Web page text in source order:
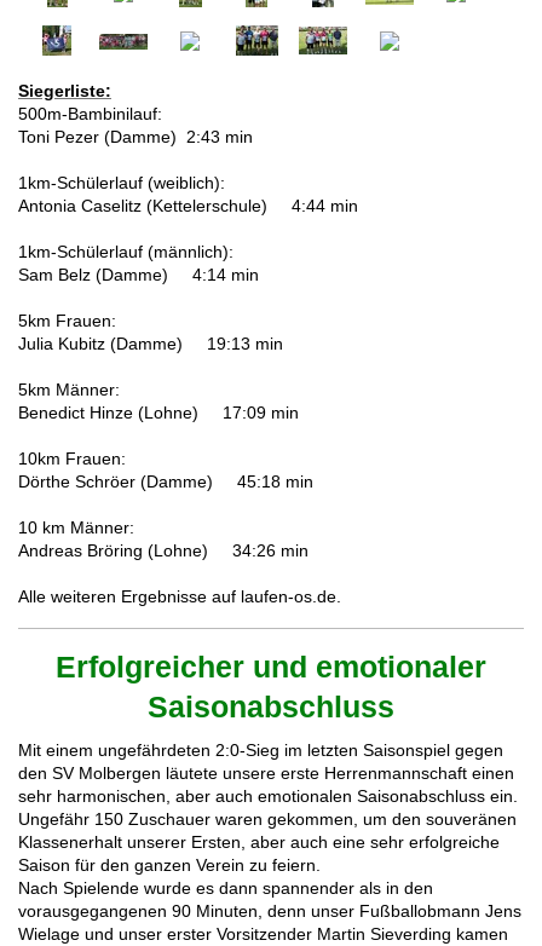
Siegerliste:
500m-Bambinilauf:
Toni Pezer (Damme) 2:43 min
1km-Schülerlauf (weiblich):
Antonia Caselitz (Kettelerschule) 4:44 min
1km-Schülerlauf (männlich):
Sam Belz (Damme) 4:14 min
5km Frauen:
Julia Kubitz (Damme) 19:13 min
5km Männer:
Benedict Hinze (Lohne) 17:09 min
10km Frauen:
Dörthe Schröer (Damme) 45:18 min
10 km Männer:
Andreas Bröring (Lohne) 34:26 min
Alle weiteren Ergebnisse auf laufen-os.de.
Erfolgreicher und emotionaler
Saisonabschluss
Mit einem ungefährdeten 2:0-Sieg im letzten Saisonspiel gegen
den SV Molbergen läutete unsere erste Herrenmannschaft einen
sehr harmonischen, aber auch emotionalen Saisonabschluss ein.
Ungefähr 150 Zuschauer waren gekommen, um den souveränen
Klassenerhalt unserer Ersten, aber auch eine sehr erfolgreiche
Saison für den ganzen Verein zu feiern.
Nach Spielende wurde es dann spannender als in den
vorausgegangenen 90 Minuten, denn unser Fußballobmann Jens
Wielage und unser erster Vorsitzender Martin Sieverding kamen